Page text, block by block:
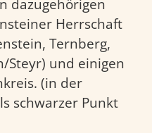
dazugehörigen
Herrschaft
Ternberg,
Steyr) und einigen
(in der
schwarzer Punkt